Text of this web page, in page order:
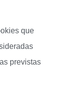
que
previstas